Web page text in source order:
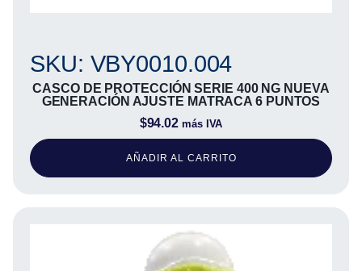
SKU: VBY0010.004
CASCO DE PROTECCIÓN SERIE 400 NG NUEVA
GENERACIÓN AJUSTE MATRACA 6 PUNTOS
$94.02 más IVA
AÑADIR AL CARRITO